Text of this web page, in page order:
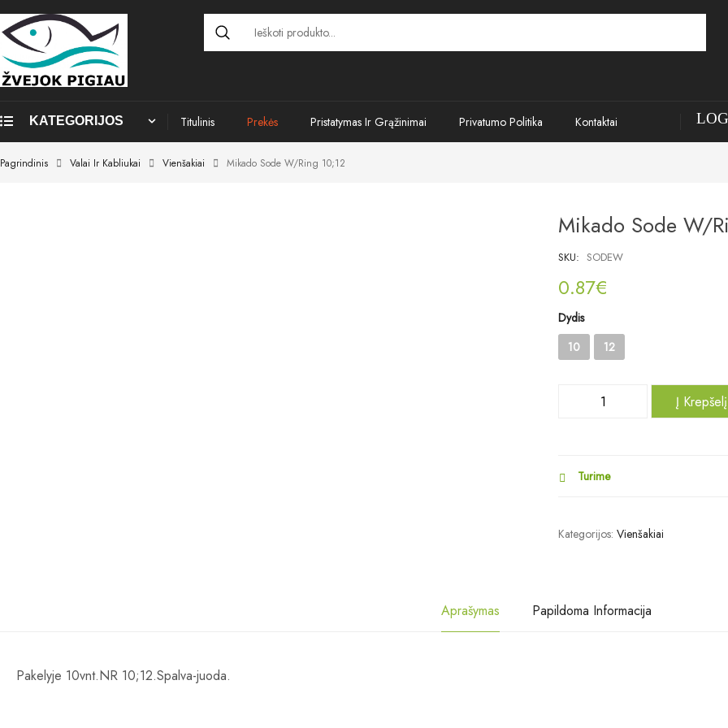
KATEGORIJOS Titulinis Prekės Pristatymas Ir Grąžinimai Privatumo Politika Kontaktai
Pagrindinis Valai Ir Kabliukai Vienšakiai Mikado Sode W/ring 10;12
Mikado Sode W/
SKU: SODEW
0.87€
Dydis
10
12
Į Krepšelį
Turime
Kategorijos: Vienšakiai
Aprašymas Papildoma Informacija
Pakelyje 10vnt.NR 10;12.Spalva-juoda.